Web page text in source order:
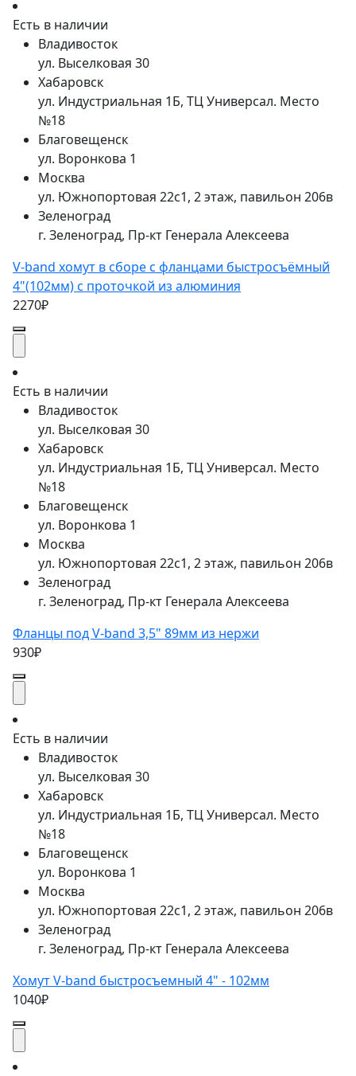
Есть в наличии
Владивосток
ул. Выселковая 30
Хабаровск
ул. Индустриальная 1Б, ТЦ Универсал. Место
№18
Благовещенск
ул. Воронкова 1
Москва
ул. Южнопортовая 22с1, 2 этаж, павильон 206в
Зеленоград
г. Зеленоград, Пр-кт Генерала Алексеева
V-band хомут в сборе с фланцами быстросъёмный
4"(102мм) с проточкой из алюминия
2270₽
Есть в наличии
Владивосток
ул. Выселковая 30
Хабаровск
ул. Индустриальная 1Б, ТЦ Универсал. Место
№18
Благовещенск
ул. Воронкова 1
Москва
ул. Южнопортовая 22с1, 2 этаж, павильон 206в
Зеленоград
г. Зеленоград, Пр-кт Генерала Алексеева
Фланцы под V-band 3,5" 89мм из нержи
930₽
Есть в наличии
Владивосток
ул. Выселковая 30
Хабаровск
ул. Индустриальная 1Б, ТЦ Универсал. Место
№18
Благовещенск
ул. Воронкова 1
Москва
ул. Южнопортовая 22с1, 2 этаж, павильон 206в
Зеленоград
г. Зеленоград, Пр-кт Генерала Алексеева
Хомут V-band быстросъемный 4" - 102мм
1040₽